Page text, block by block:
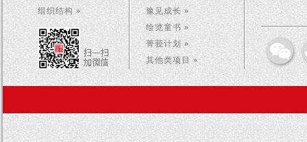
组织结构 »
豫见成长 »
绘览童书 »
菁莪计划 »
其他类项目 »